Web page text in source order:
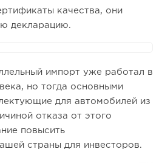
качества, они
декларацию.
импорт уже работал в
но тогда основными
для автомобилей из
отказа от этого
повысить
страны для инвесторов.